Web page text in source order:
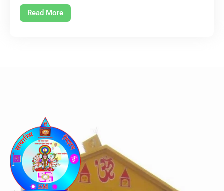
Read More